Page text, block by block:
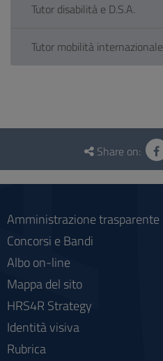
Tutor disabilità e D.S.A.
Tutor mobilità internazionale
Questionnaire
social
Share on:
Amministrazione trasparente
Concorsi e Bandi
Albo on-line
Mappa del sito
HRS4R Strategy
Identità visiva
Rubrica